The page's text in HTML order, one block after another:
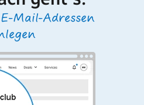
Mail-Adressen